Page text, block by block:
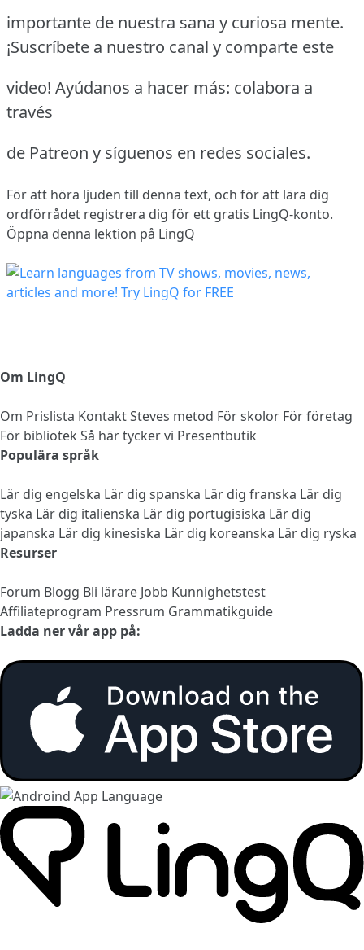
importante de nuestra sana y curiosa mente.
¡Suscríbete a nuestro canal y comparte este
video! Ayúdanos a hacer más: colabora a
través
de Patreon y síguenos en redes sociales.
För att höra ljuden till denna text, och för att lära dig
ordförrådet registrera dig för ett gratis LingQ-konto.
Öppna denna lektion på LingQ
Om LingQ
Om Prislista KontaktSteves metod För skolor För företag
För bibliotek Så här tycker vi Presentbutik
Populära språk
Lär dig engelska Lär dig spanska Lär dig franska Lär dig
tyska Lär dig italienska Lär dig portugisiska Lär dig
japanska Lär dig kinesiska Lär dig koreanska Lär dig ryska
Resurser
Forum Blogg Bli lärare Jobb Kunnighetstest
Affiliateprogram Pressrum Grammatikguide
Ladda ner vår app på: